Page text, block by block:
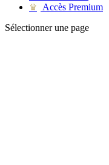
♛
Accès Premium
Sélectionner une page